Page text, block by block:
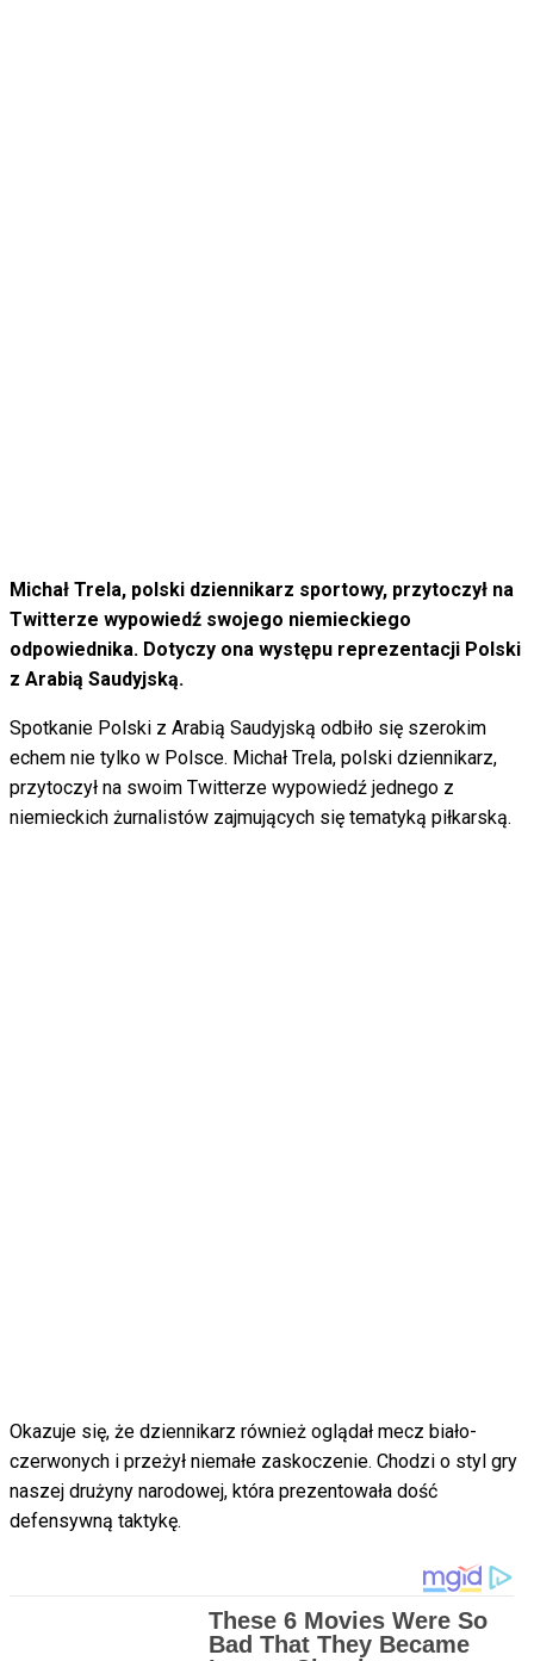
Michał Trela, polski dziennikarz sportowy, przytoczył na
Twitterze wypowiedź swojego niemieckiego
odpowiednika. Dotyczy ona występu reprezentacji Polski
z Arabią Saudyjską.
Spotkanie Polski z Arabią Saudyjską odbiło się szerokim
echem nie tylko w Polsce. Michał Trela, polski dziennikarz,
przytoczył na swoim Twitterze wypowiedź jednego z
niemieckich żurnalistów zajmujących się tematyką piłkarską.
Okazuje się, że dziennikarz również oglądał mecz biało-
czerwonych i przeżył niemałe zaskoczenie. Chodzi o styl gry
naszej drużyny narodowej, która prezentowała dość
defensywną taktykę.